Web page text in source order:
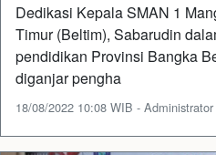
Dedikasi Kepala SMAN 1
Timur (Beltim), Sabarudin
pendidikan Provinsi Bangka
diganjar pengha
18/08/2022 10:08 WIB - Administrator